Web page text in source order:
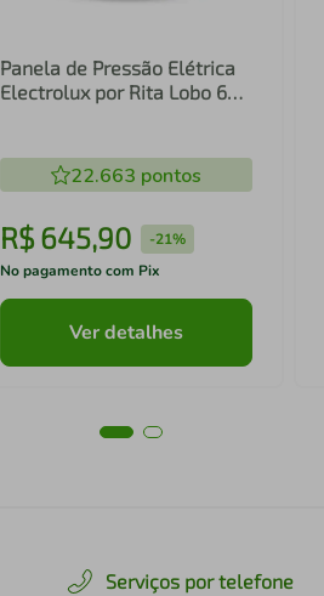
Panela de Pressão Elétrica
Electrolux por Rita Lobo 6L
22.663 pontos
R$645,90 -21%
No pagamento com Pix
Ver detalhes
Serviços por telefone